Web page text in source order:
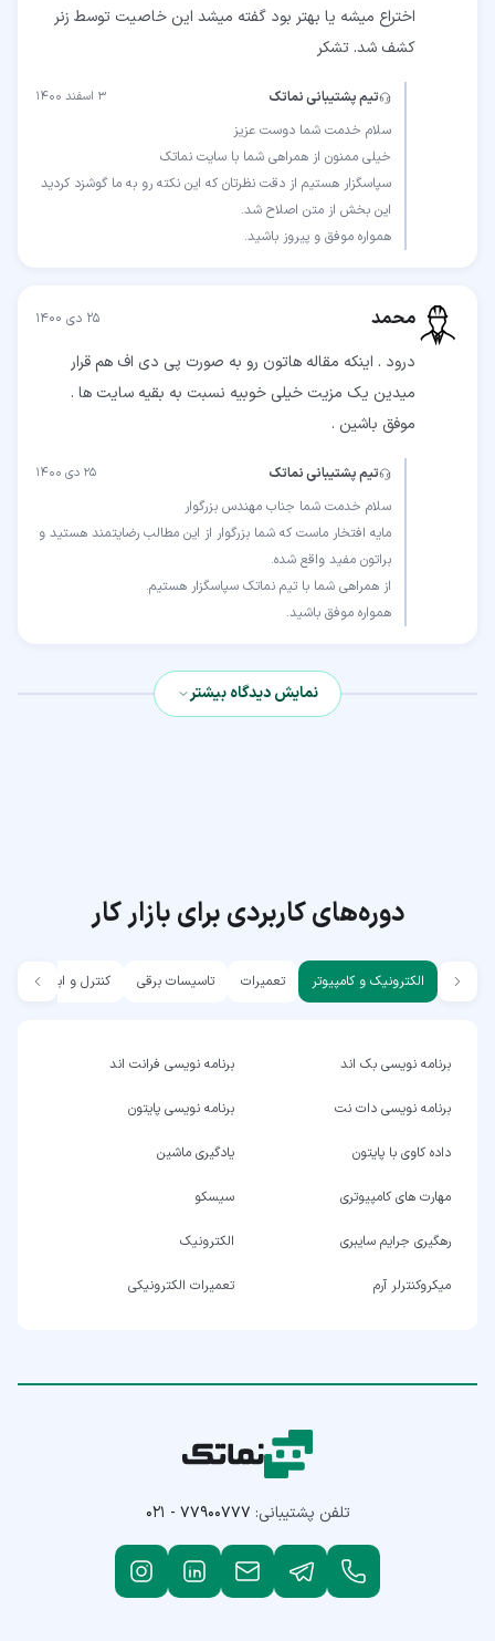
اختراع میشه یا بهتر بود گفته میشد این خاصیت توسط زنر
کشف شد. تشکر
تیم پشتیبانی نماتک ۳ اسفند ۱۴۰۰
سپاسگزار هستیم از دقت نظرتان که این نکته رو به ما گوشزد کردید
همواره موفق و پیروز باشید.
محمد ۲۵ دی ۱۴۰۰
درود . اینکه مقاله هاتون رو به صورت پی دی اف هم قرار
میدین یک مزیت خیلی خوبیه نسبت به بقیه سایت ها .
موفق باشین .
تیم پشتیبانی نماتک ۲۵ دی ۱۴۰۰
مایه افتخار ماست که شما بزرگوار از این مطالب رضایتمند هستید و
همواره موفق باشید.
نمایش دیدگاه بیشتر
دوره‌های کاربردی برای بازار کار
الکترونیک و کامپیوتر تعمیرات تاسیسات برقی کنترل و ابزار دقیق
برنامه نویسی بک اند برنامه نویسی فرانت اند
برنامه نویسی دات نت برنامه نویسی پایتون
داده کاوی با پایتون یادگیری ماشین
مهارت های کامپیوتری سیسکو
رهگیری جرایم سایبری الکترونیک
میکروکنترلر آرم تعمیرات الکترونیکی
تلفن پشتیبانی: ۰۲۱ - ۷۷۹۰۰۷۷۷